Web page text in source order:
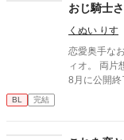
おじ騎士
くぬい りす
恋愛奥手な
ィオ。 両片
8月に公開
BL 完結